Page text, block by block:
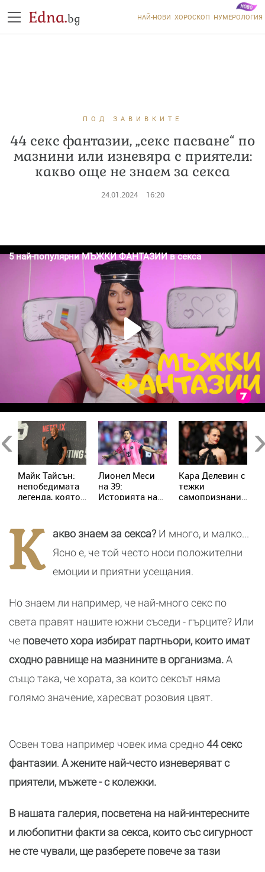
Edna.bg НАЙ-НОВИ ХОРОСКОП НУМЕРОЛОГИЯ
ПОД ЗАВИВКИТЕ
44 секс фантазии, „секс пасване“ по
мазнини или изневяра с приятели:
какво още не знаем за секса
24.01.2024 16:20
Майк Тайсън:
непобедимата
легенда, която
бокса
Лионел Меси
на 39:
Историята на
покори света
Кара Делевин с
тежки
самопризнания:
възползват от
мен сексуално
К акво знаем за секса? И много, и малко...
Ясно е, че той често носи положителни
емоции и приятни усещания.
Но знаем ли например, че най-много секс по
света правят нашите южни съседи - гърците? Или
че повечето хора избират партньори, които имат
сходно равнище на мазнините в организма.А
също така, че хората, за които сексът няма
голямо значение, харесват розовия цвят.
Освен това например човек има средно44 секс
фантазии. А жените най-често изневеряват с
приятели, мъжете - с колежки.
В нашата галерия, посветена на най-интересните
и любопитни факти за секса, които със сигурност
не сте чували, ще разберете повече за тази